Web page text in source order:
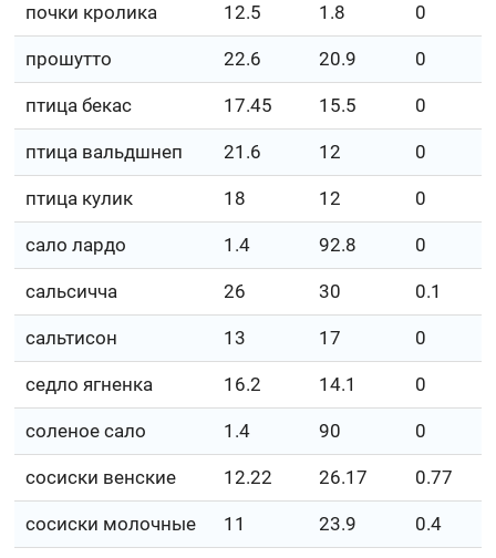
почки кролика 12.5 1.8 0
прошутто 22.6 20.9 0
птица бекас 17.45 15.5 0
птица вальдшнеп 21.6 12 0
птица кулик 18 12 0
сало лардо 1.4 92.8 0
сальсичча 26 30 0.1
сальтисон 13 17 0
седло ягненка 16.2 14.1 0
соленое сало 1.4 90 0
сосиски венские 12.22 26.17 0.77
сосиски молочные 11 23.9 0.4